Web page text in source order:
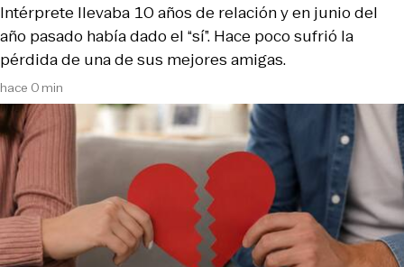
hace 0 min
Intérprete llevaba 10 años de relación y en junio del
año pasado había dado el “sí”. Hace poco sufrió la
pérdida de una de sus mejores amigas.